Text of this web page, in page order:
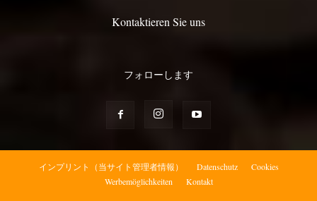
Kontaktieren Sie uns
フォローします
インプリント（当サイト管理者情報） Datenschutz
Cookies
Werbemöglichkeiten
Kontakt